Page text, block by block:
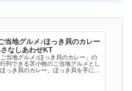
当地グルメ♪ほっき貝のカレー
なしあわせKT
ご当地グルメ♪ほっき貝のカレー」の
列できる苫小牧のご当地グルメとし
っき貝のカレー。ほっき貝を手に入